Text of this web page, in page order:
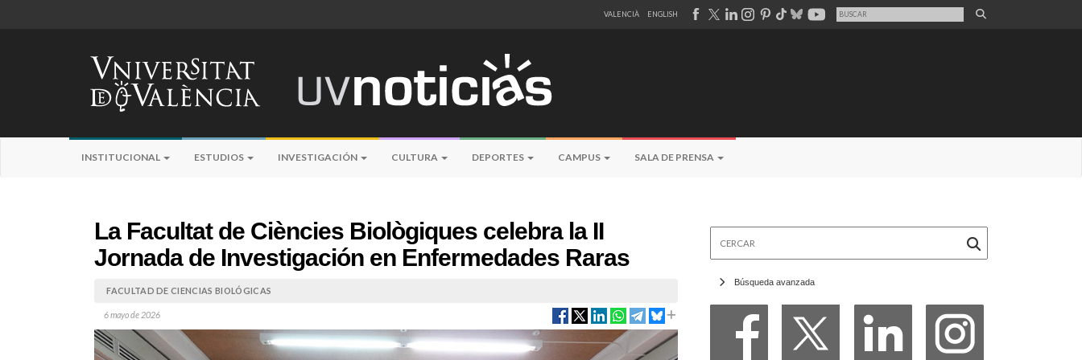
VALENCIÀ ENGLISH
INSTITUCIONAL ESTUDIOS INVESTIGACIÓN CULTURA DEPORTES CAMPUS SALA DE PRENSA
La Facultat de Ciències Biològiques celebra la II
Jornada de Investigación en Enfermedades Raras
FACULTAD DE CIENCIAS BIOLÓGICAS
6 mayo de 2026
Búsqueda avanzada